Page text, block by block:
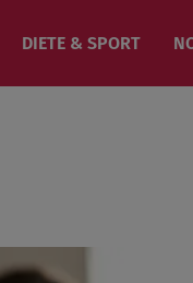
DIETE & SPORT